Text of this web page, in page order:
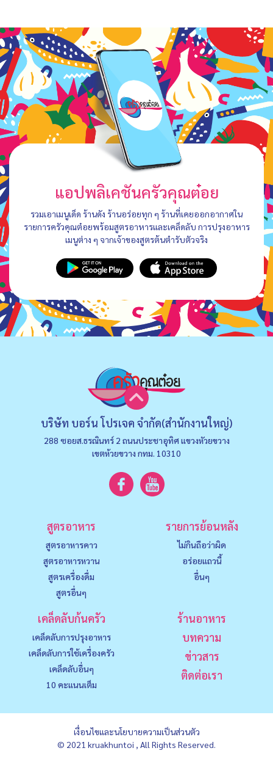
แอปพลิเคชันครัวคุณต๋อย
รวมเอาเมนูเด็ด ร้านดัง ร้านอร่อยทุก ๆ ร้านที่เคยออกอากาศใน
รายการครัวคุณต๋อยพร้อมสูตรอาหารและเคล็ดลับ การปรุงอาหาร
เมนูต่าง ๆ จากเจ้าของสูตรต้นตำรับตัวจริง
บริษัท บอร์น โปรเจค จำกัด(สำนักงานใหญ่)
288 ซอยส.ธรณินทร์ 2 ถนนประชาอุทิศ แขวงหัวยขวาง
เขตห้วยขวาง กทม. 10310
สูตรอาหาร
สูตรอาหารคาว
สูตรอาหารหวาน
สูตรเครื่องดื่ม
สูตรอื่นๆ
รายการย้อนหลัง
ไม่กินถือว่าผิด
อร่อยแถวนี้
อื่นๆ
เคล็ดลับก้นครัว
เคล็ดลับการปรุงอาหาร
เคล็ดลับการใช้เครื่องครัว
เคล็ดลับอื่นๆ
10 คะแนนเต็ม
ร้านอาหาร
บทความ
ข่าวสาร
ติดต่อเรา
เงื่อนไขและนโยบายความเป็นส่วนตัว
© 2021 kruakhuntoi , All Rights Reserved.